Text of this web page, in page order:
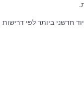
חדשני ביותר לפי דרישות